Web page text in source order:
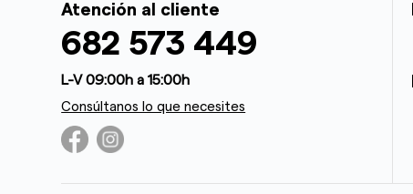
Atención al cliente
682 573 449
L-V 09:00h a 15:00h
Consúltanos lo que necesites